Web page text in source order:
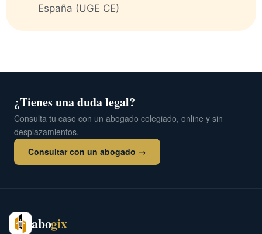
España (UGE CE)
¿Tienes una duda legal?
Consulta tu caso con un abogado colegiado, online y sin
desplazamientos.
Consultar con un abogado →
abogix